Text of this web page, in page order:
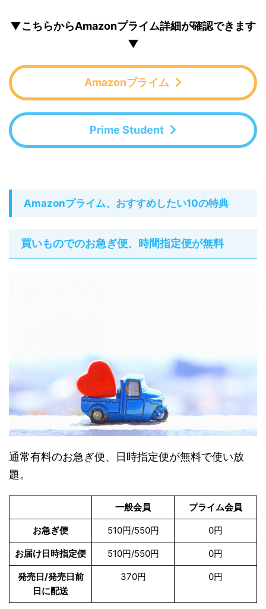
▼こちらからAmazonプライム詳細が確認できます
▼
Amazonプライム
Prime Student
Amazonプライム、おすすめしたい10の特典
買いものでのお急ぎ便、時間指定便が無料
通常有料のお急ぎ便、日時指定便が無料で使い放
題。
一般会員 プライム会員
お急ぎ便 510円/550円 0円
お届け日時指定便 510円/550円 0円
発売日/発売日前
日に配送
370円 0円